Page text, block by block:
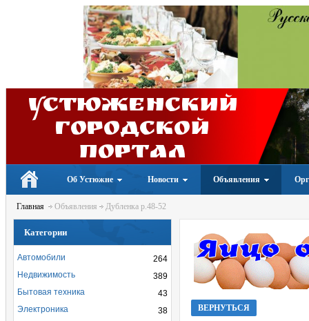
Устюженский
Городской
портал
Об Устюжне Новости Объявления
Главная Объявления Дубленка р.48-52
ВЕРНУТЬСЯ
Категории
264
Автомобили
389
Недвижимость
43
Бытовая техника
38
Электроника